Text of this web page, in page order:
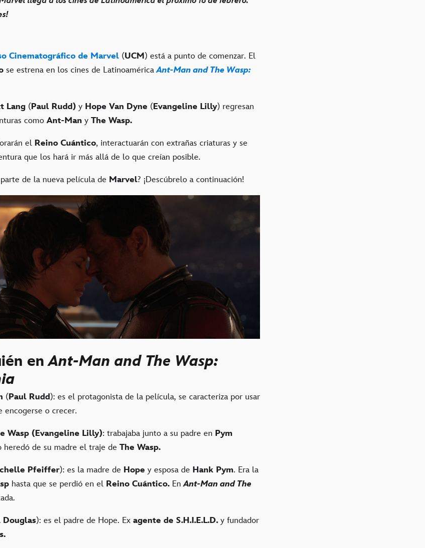
Cinematográfico de Marvel (UCM) está a punto de comenzar. El
se estrena en los cines de LatinoaméricaAnt-Man and The Wasp:
Lang (Paul Rudd) y Hope Van Dyne (Evangeline Lilly) regresan
como Ant-Man y The Wasp.
el Reino Cuántico, interactuarán con extrañas criaturas y se
que los hará ir más allá de lo que creían posible.
de la nueva película de Marvel? ¡Descúbrelo a continuación!
enAnt-Man and The Wasp:
(Paul Rudd): es el protagonista de la película, se caracteriza por usar
o crecer.
Wasp (Evangeline Lilly): trabajaba junto a su padre en Pym
heredó de su madre el traje de The Wasp.
Pfeiffer): es la madre de Hope y esposa de Hank Pym. Era la
hasta que se perdió en el Reino Cuántico. EnAnt-Man and The
Douglas): es el padre de Hope. Ex agente de S.H.I.E.L.D. y fundador